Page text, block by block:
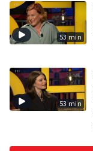
53 min
53 min